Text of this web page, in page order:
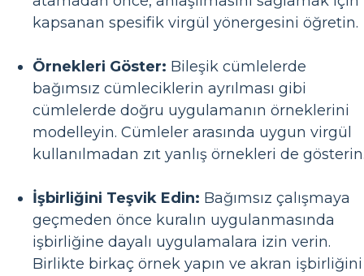
kapsanan spesifik virgül yönergesini öğretin.
Örnekleri Göster: Bileşik cümlelerde
bağımsız cümleciklerin ayrılması gibi
cümlelerde doğru uygulamanın örneklerini
modelleyin. Cümleler arasında uygun virgül
kullanılmadan zıt yanlış örnekleri de
İşbirliğini Teşvik Edin: Bağımsız çalışmaya
geçmeden önce kuralın uygulanmasında
işbirliğine dayalı uygulamalara izin verin.
Birlikte birkaç örnek yapın ve akran işbirliğini